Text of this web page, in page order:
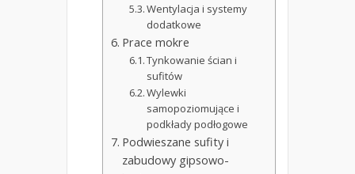
Wentylacja i systemy
dodatkowe
Prace mokre
Tynkowanie ścian i
sufitów
Wylewki
samopoziomujące i
podkłady podłogowe
Podwieszane sufity i
zabudowy gipsowo-